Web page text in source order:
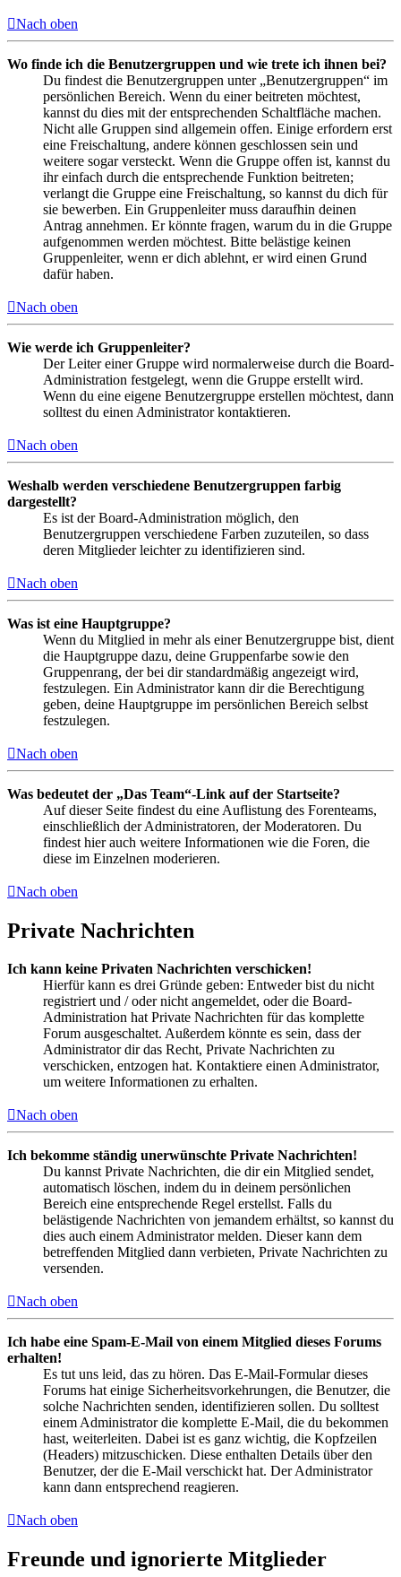
Nach oben
Wo finde ich die Benutzergruppen und wie trete ich ihnen bei?
Du findest die Benutzergruppen unter „Benutzergruppen“ im
persönlichen Bereich. Wenn du einer beitreten möchtest,
kannst du dies mit der entsprechenden Schaltfläche machen.
Nicht alle Gruppen sind allgemein offen. Einige erfordern erst
eine Freischaltung, andere können geschlossen sein und
weitere sogar versteckt. Wenn die Gruppe offen ist, kannst du
ihr einfach durch die entsprechende Funktion beitreten;
verlangt die Gruppe eine Freischaltung, so kannst du dich für
sie bewerben. Ein Gruppenleiter muss daraufhin deinen
Antrag annehmen. Er könnte fragen, warum du in die Gruppe
aufgenommen werden möchtest. Bitte belästige keinen
Gruppenleiter, wenn er dich ablehnt, er wird einen Grund
dafür haben.
Nach oben
Wie werde ich Gruppenleiter?
Der Leiter einer Gruppe wird normalerweise durch die Board-
Administration festgelegt, wenn die Gruppe erstellt wird.
Wenn du eine eigene Benutzergruppe erstellen möchtest, dann
solltest du einen Administrator kontaktieren.
Nach oben
Weshalb werden verschiedene Benutzergruppen farbig
dargestellt?
Es ist der Board-Administration möglich, den
Benutzergruppen verschiedene Farben zuzuteilen, so dass
deren Mitglieder leichter zu identifizieren sind.
Nach oben
Was ist eine Hauptgruppe?
Wenn du Mitglied in mehr als einer Benutzergruppe bist, dient
die Hauptgruppe dazu, deine Gruppenfarbe sowie den
Gruppenrang, der bei dir standardmäßig angezeigt wird,
festzulegen. Ein Administrator kann dir die Berechtigung
geben, deine Hauptgruppe im persönlichen Bereich selbst
festzulegen.
Nach oben
Was bedeutet der „Das Team“-Link auf der Startseite?
Auf dieser Seite findest du eine Auflistung des Forenteams,
einschließlich der Administratoren, der Moderatoren. Du
findest hier auch weitere Informationen wie die Foren, die
diese im Einzelnen moderieren.
Nach oben
Private Nachrichten
Ich kann keine Privaten Nachrichten verschicken!
Hierfür kann es drei Gründe geben: Entweder bist du nicht
registriert und / oder nicht angemeldet, oder die Board-
Administration hat Private Nachrichten für das komplette
Forum ausgeschaltet. Außerdem könnte es sein, dass der
Administrator dir das Recht, Private Nachrichten zu
verschicken, entzogen hat. Kontaktiere einen Administrator,
um weitere Informationen zu erhalten.
Nach oben
Ich bekomme ständig unerwünschte Private Nachrichten!
Du kannst Private Nachrichten, die dir ein Mitglied sendet,
automatisch löschen, indem du in deinem persönlichen
Bereich eine entsprechende Regel erstellst. Falls du
belästigende Nachrichten von jemandem erhältst, so kannst du
dies auch einem Administrator melden. Dieser kann dem
betreffenden Mitglied dann verbieten, Private Nachrichten zu
versenden.
Nach oben
Ich habe eine Spam-E-Mail von einem Mitglied dieses Forums
erhalten!
Es tut uns leid, das zu hören. Das E-Mail-Formular dieses
Forums hat einige Sicherheitsvorkehrungen, die Benutzer, die
solche Nachrichten senden, identifizieren sollen. Du solltest
einem Administrator die komplette E-Mail, die du bekommen
hast, weiterleiten. Dabei ist es ganz wichtig, die Kopfzeilen
(Headers) mitzuschicken. Diese enthalten Details über den
Benutzer, der die E-Mail verschickt hat. Der Administrator
kann dann entsprechend reagieren.
Nach oben
Freunde und ignorierte Mitglieder